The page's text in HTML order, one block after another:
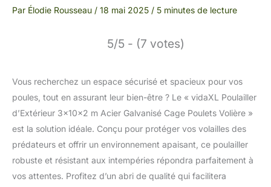
Par Élodie Rousseau / 18 mai 2025 / 5 minutes de lecture
5/5 - (7 votes)
Vous recherchez un espace sécurisé et spacieux pour vos
poules, tout en assurant leur bien-être ? Le « vidaXL Poulailler
d’Extérieur 3x10x2 m Acier Galvanisé Cage Poulets Volière »
est la solution idéale. Conçu pour protéger vos volailles des
prédateurs et offrir un environnement apaisant, ce poulailler
robuste et résistant aux intempéries répondra parfaitement à
vos attentes. Profitez d’un abri de qualité qui facilitera